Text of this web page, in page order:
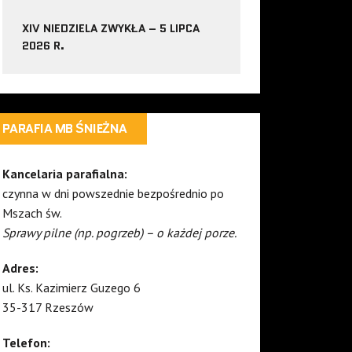
XIV NIEDZIELA ZWYKŁA – 5 LIPCA
2026 R.
PARAFIA MB ŚNIEŻNA
Kancelaria parafialna:
czynna w dni powszednie bezpośrednio po
Mszach św.
Sprawy pilne (np. pogrzeb) – o każdej porze.
Adres:
ul. Ks. Kazimierz Guzego 6
35-317 Rzeszów
Telefon: